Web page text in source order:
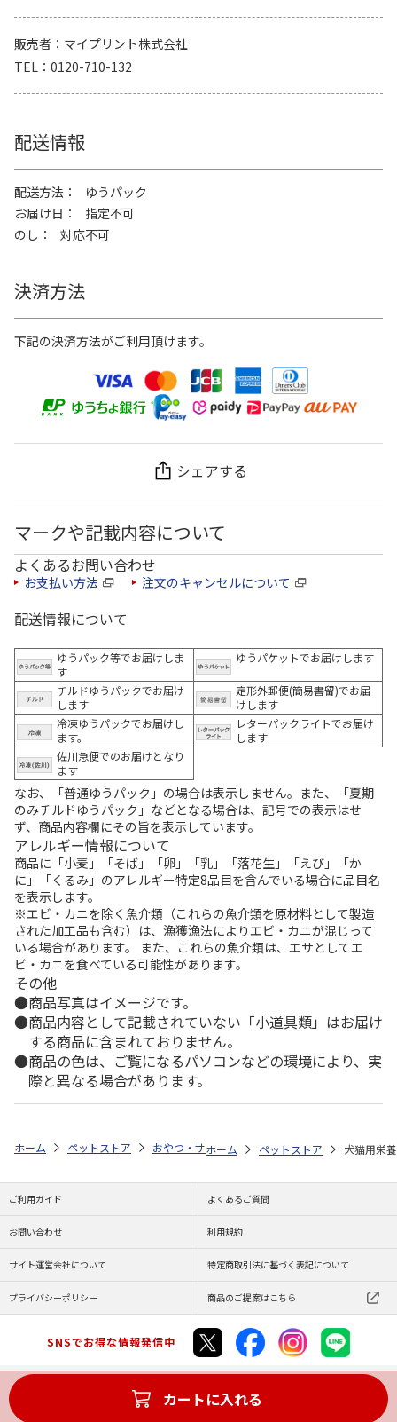
販売者
マイプリント株式会社
TEL
0120-710-132
配送情報
配送方法
ゆうパック
お届け日
指定不可
のし
対応不可
決済方法
下記の決済方法がご利用頂けます。
シェアする
マークや記載内容について
よくあるお問い合わせ
お支払い方法 注文のキャンセルについて
配送情報について
ゆうパック等でお届けしま
す
ゆうパケットでお届けします
チルドゆうパックでお届け
します
定形外郵便(簡易書留)でお届
けします
冷凍ゆうパックでお届けし
ます。
レターパックライトでお届け
します
佐川急便でのお届けとなり
ます
なお、「普通ゆうパック」の場合は表示しません。また、「夏期
のみチルドゆうパック」などとなる場合は、記号での表示はせ
ず、商品内容欄にその旨を表示しています。
アレルギー情報について
商品に「小麦」「そば」「卵」「乳」「落花生」「えび」「か
に」「くるみ」のアレルギー特定8品目を含んでいる場合に品目名
を表示します。
※エビ・カニを除く魚介類（これらの魚介類を原材料として製造
された加工品も含む）は、漁獲漁法によりエビ・カニが混じって
いる場合があります。 また、これらの魚介類は、エサとしてエ
ビ・カニを食べている可能性があります。
その他
商品写真はイメージです。
商品内容として記載されていない「小道具類」はお届け
する商品に含まれておりません。
商品の色は、ご覧になるパソコンなどの環境により、実
際と異なる場合があります。
カートに入れる
ホーム ペットストア おやつ・サプリ 飲料・サプリ（猫用） 現
ホーム ペットストア 犬猫用栄
ご利用ガイド よくあるご質問
お問い合わせ 利用規約
サイト運営会社について 特定商取引法に基づく表記について
プライバシーポリシー 商品のご提案はこちら
SNSでお得な情報発信中